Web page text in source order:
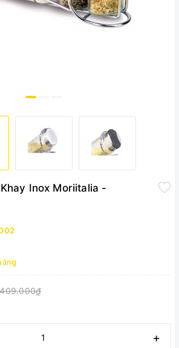
Inox Moriitalia -
409.000₫
+